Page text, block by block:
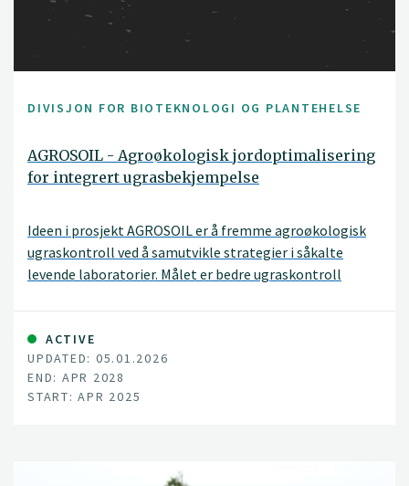
DIVISJON FOR BIOTEKNOLOGI OG PLANTEHELSE
AGROSOIL - Agroøkologisk jordoptimalisering
for integrert ugrasbekjempelse
Ideen i prosjekt AGROSOIL er å fremme agroøkologisk
ugraskontroll ved å samutvikle strategier i såkalte
levende laboratorier. Målet er bedre ugraskontroll
ugrasmidler og jordbearbeiding reduseres.
ACTIVE
UPDATED: 05.01.2026
END: APR 2028
START: APR 2025